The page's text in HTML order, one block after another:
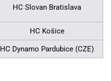
HC Slovan Bratislava
HC Košice
HC Dynamo Pardubice (CZE)